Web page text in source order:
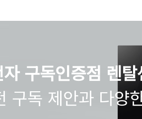
자 구독인증점 렌
구독 제안과 다양